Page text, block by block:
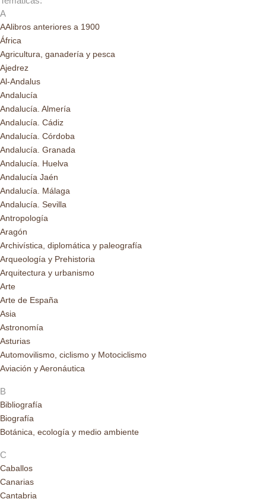
A
AAlibros anteriores a 1900
África
Agricultura, ganadería y pesca
Ajedrez
Al-Andalus
Andalucía
Andalucía. Almería
Andalucía. Cádiz
Andalucía. Córdoba
Andalucía. Granada
Andalucía. Huelva
Andalucía Jaén
Andalucía. Málaga
Andalucía. Sevilla
Antropología
Aragón
Archivística, diplomática y paleografía
Arqueología y Prehistoria
Arquitectura y urbanismo
Arte
Arte de España
Asia
Astronomía
Asturias
Automovilismo, ciclismo y Motociclismo
Aviación y Aeronáutica
B
Bibliografía
Biografía
Botánica, ecología y medio ambiente
C
Caballos
Canarias
Cantabria